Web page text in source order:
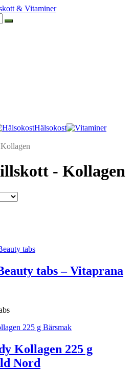
Hälsokost
- Kollagen
tabs – Vitaprana
kr.
Kollagen 225 g
Nord